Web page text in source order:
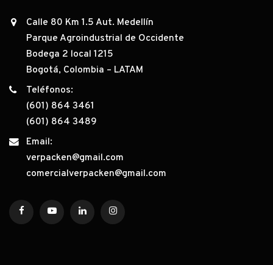
Calle 80 Km 1.5 Aut. Medellín
Parque Agroindustrial de Occidente
Bodega 2 local 1215
Bogotá, Colombia – LATAM
Teléfonos:
(601) 864 3461
(601) 864 3489
Email:
verpacken@gmail.com
comercialverpacken@gmail.com